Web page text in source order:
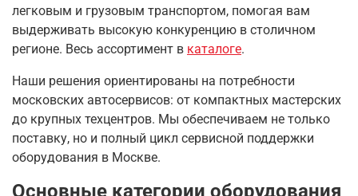
легковым и грузовым транспортом, помогая вам
выдерживать высокую конкуренцию в столичном
регионе. Весь ассортимент в каталоге.
Наши решения ориентированы на потребности
московских автосервисов: от компактных мастерских
до крупных техцентров. Мы обеспечиваем не только
поставку, но и полный цикл сервисной поддержки
оборудования в Москве.
Основные категории оборудования